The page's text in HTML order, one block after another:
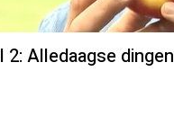
2: Alledaagse dingen